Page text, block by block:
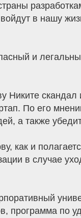
в нашу
и
Никите
По его
а также
как и
в случае
программа по